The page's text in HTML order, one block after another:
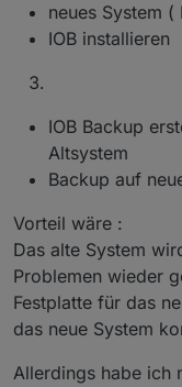
neues System
IOB installieren
IOB Backup
Altsystem
Backup auf
Vorteil wäre :
Das alte System
Problemen wieder
Festplatte für das
das neue System
Allerdings habe ich